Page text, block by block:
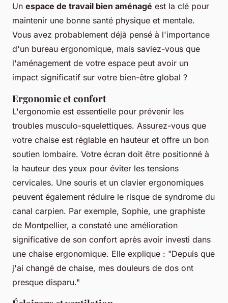
Un espace de travail bien aménagé est la clé pour
maintenir une bonne santé physique et mentale.
Vous avez probablement déjà pensé à l'importance
d'un bureau ergonomique, mais saviez-vous que
l'aménagement de votre espace peut avoir un
impact significatif sur votre bien-être global ?
Ergonomie et confort
L'ergonomie est essentielle pour prévenir les
troubles musculo-squelettiques. Assurez-vous que
votre chaise est réglable en hauteur et offre un bon
soutien lombaire. Votre écran doit être positionné à
la hauteur des yeux pour éviter les tensions
cervicales. Une souris et un clavier ergonomiques
peuvent également réduire le risque de syndrome du
canal carpien. Par exemple, Sophie, une graphiste
de Montpellier, a constaté une amélioration
significative de son confort après avoir investi dans
une chaise ergonomique. Elle explique : "Depuis que
j'ai changé de chaise, mes douleurs de dos ont
presque disparu."